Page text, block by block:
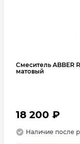
Смеситель ABBER
матовый
18 200 ₽
Наличие после